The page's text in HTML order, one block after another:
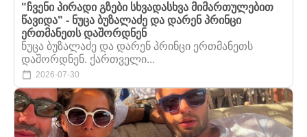
"ჩვენი პირადი გზები სხვადასხვა მიმართულებით
წავიდა" - ნუცა ბუზალაძე და დარენ პრინცი
ერთმანეთს დაშორდნენ
ნუცა ბუზალაძე და დარენ პრინცი ერთმანეთს
დაშორდნენ. ქართველი...
2026-07-30